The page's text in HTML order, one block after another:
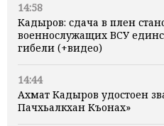
14:58
Кадыров: сдача в плен
военнослужащих ВСУ
гибели (+видео)
14:44
Ахмат Кадыров удостоен
Пачхьалкхан Къонах»